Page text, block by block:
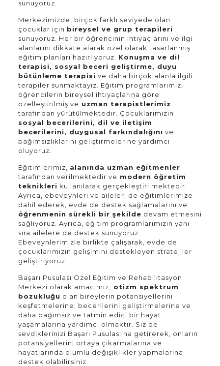
sunuyoruz.
Merkezimizde, birçok farklı seviyede olan
çocuklar için bireysel ve grup terapileri
sunuyoruz. Her bir öğrencinin ihtiyaçlarını ve ilgi
alanlarını dikkate alarak özel olarak tasarlanmış
eğitim planları hazırlıyoruz. Konuşma ve dil
terapisi, sosyal beceri geliştirme, duyu
bütünleme terapisi ve daha birçok alanla ilgili
terapiler sunmaktayız. Eğitim programlarımız,
öğrencilerin bireysel ihtiyaçlarına göre
özelleştirilmiş ve uzman terapistlerimiz
tarafından yürütülmektedir. Çocuklarımızın
sosyal becerilerini, dil ve iletişim
becerilerini, duygusal farkındalığını ve
bağımsızlıklarını geliştirmelerine yardımcı
oluyoruz.
Eğitimlerimiz, alanında uzman eğitmenler
tarafından verilmektedir ve modern öğretim
teknikleri kullanılarak gerçekleştirilmektedir.
Ayrıca, ebeveynleri ve aileleri de eğitimlerimize
dahil ederek, evde de destek sağlamalarını ve
öğrenmenin sürekli bir şekilde devam etmesini
sağlıyoruz. Ayrıca, eğitim programlarımızın yanı
sıra ailelere de destek sunuyoruz.
Ebeveynlerimizle birlikte çalışarak, evde de
çocuklarımızın gelişimini destekleyen stratejiler
geliştiriyoruz.
Başarı Pusulası Özel Eğitim ve Rehabilitasyon
Merkezi olarak amacımız,
otizm spektrum
bozukluğu olan bireylerin potansiyellerini
keşfetmelerine, becerilerini geliştirmelerine ve
daha bağımsız ve tatmin edici bir hayat
yaşamalarına yardımcı olmaktır. Siz de
sevdiklerinizi Başarı Pusulası’na getirerek, onların
potansiyellerini ortaya çıkarmalarına ve
hayatlarında olumlu değişiklikler yapmalarına
destek olabilirsiniz.